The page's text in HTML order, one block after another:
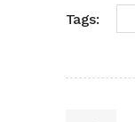
Tags: